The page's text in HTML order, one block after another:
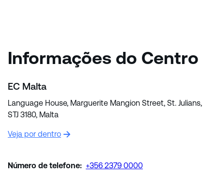
Informações do Centro
EC Malta
Language House, Marguerite Mangion Street, St. Julians,
STJ 3180, Malta
Veja por dentro
Número de telefone: +356 2379 0000